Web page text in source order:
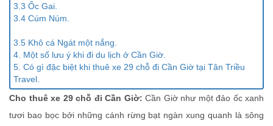
3.3 Ốc Gai.
3.4 Cúm Núm.
3.5 Khô cá Ngát một nắng.
4. Một số lưu ý khi đi du lịch ở Cần Giờ.
5. Có gì đặc biệt khi thuê xe 29 chỗ đi Cần Giờ tại Tân Triều
Travel.
Cho thuê xe 29 chỗ đi Cần Giờ: Cần Giờ như một đảo ốc xanh
tươi bao bọc bởi những cánh rừng bạt ngàn xung quanh là sông